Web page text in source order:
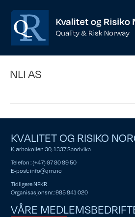
NLI AS
KVALITET OG RISIKO
Kjørbokollen 30, 1337 Sandvika
Telefon : (+47) 67 80 89 50
E-post:info@qrn.no
Tidligere NFKR
Organisasjonsnr.: 985 841 020
VÅRE